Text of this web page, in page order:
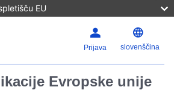
EU
Prijava slovenščina
Evropske unije